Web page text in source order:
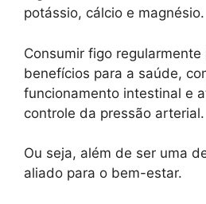
potássio, cálcio e magnésio.
Consumir figo
benefícios para a saúde,
funcionamento intestinal e
controle da pressão arterial.
Ou seja, além de ser uma
aliado para o bem-estar.